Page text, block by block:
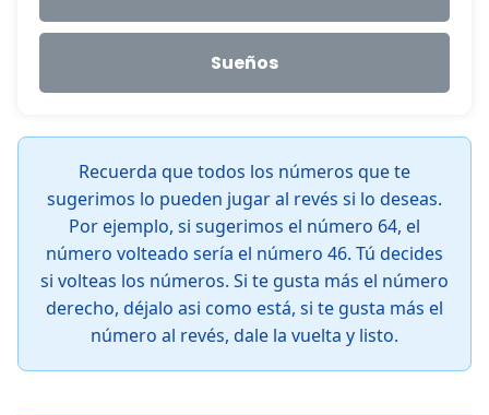
Sueños
Recuerda que todos los números que te
sugerimos lo pueden jugar al revés si lo deseas.
Por ejemplo, si sugerimos el número 64, el
número volteado sería el número 46. Tú decides
si volteas los números. Si te gusta más el número
derecho, déjalo asi como está, si te gusta más el
número al revés, dale la vuelta y listo.